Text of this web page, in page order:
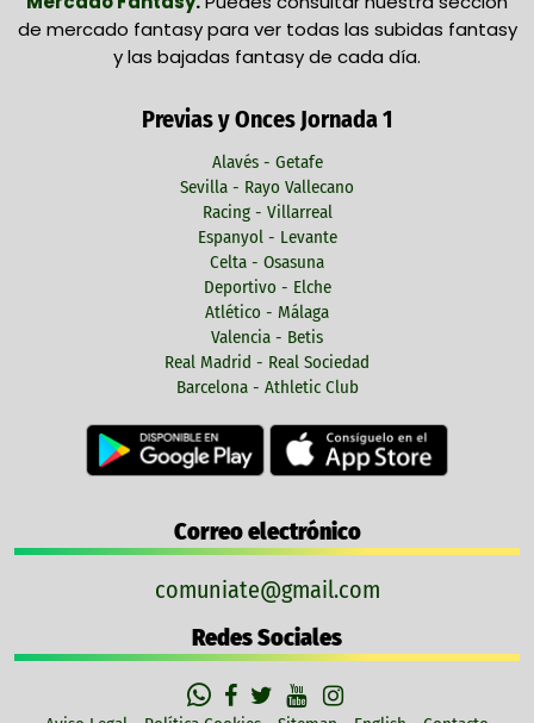
de mercado fantasy para ver todas las subidas fantasy
y las bajadas fantasy de cada día.
Previas y Onces Jornada 1
Alavés - Getafe
Sevilla - Rayo Vallecano
Racing - Villarreal
Espanyol - Levante
Celta - Osasuna
Deportivo - Elche
Atlético - Málaga
Valencia - Betis
Real Madrid - Real Sociedad
Barcelona - Athletic Club
Correo electrónico
comuniate@gmail.com
Redes Sociales